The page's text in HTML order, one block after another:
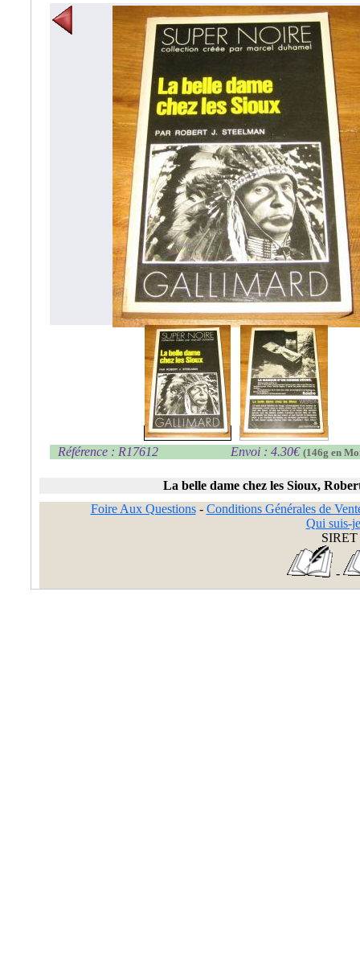
Référence : R17612 Envoi : 4.30€ (146g en
La belle dame chez les Sioux,
Foire Aux Questions- Conditions Générales de
Qui suis-
SIRET
-